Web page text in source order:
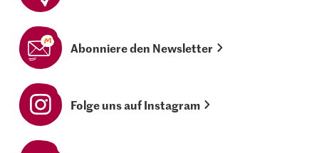
Abonniere den Newsletter
Folge uns auf Instagram